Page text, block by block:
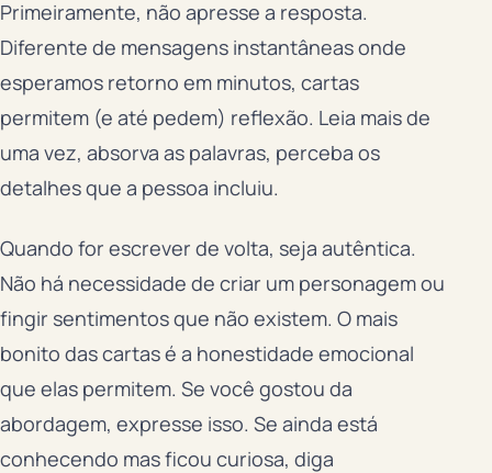
Primeiramente, não apresse a resposta.
Diferente de mensagens instantâneas onde
esperamos retorno em minutos, cartas
permitem (e até pedem) reflexão. Leia mais de
uma vez, absorva as palavras, perceba os
detalhes que a pessoa incluiu.
Quando for escrever de volta, seja autêntica.
Não há necessidade de criar um personagem ou
fingir sentimentos que não existem. O mais
bonito das cartas é a honestidade emocional
que elas permitem. Se você gostou da
abordagem, expresse isso. Se ainda está
conhecendo mas ficou curiosa, diga